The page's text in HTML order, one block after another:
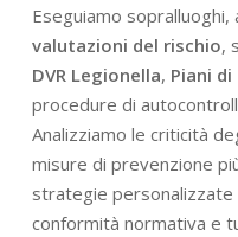
Eseguiamo
valutazioni del rischio,
DVR Legionella, Piani di
procedure di
Analizziamo le criticità
misure di prevenzione
strategie
conformità normativa e